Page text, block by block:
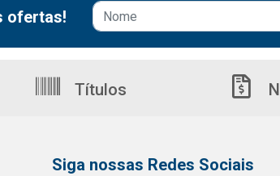
ofertas!
Títulos
Siga nossas Redes Sociais